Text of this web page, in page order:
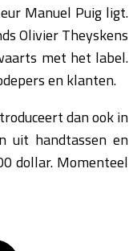
Manuel Puig ligt.
Olivier Theyskens
met het label.
en klanten.
dan ook in
uit handtassen en
dollar. Momenteel